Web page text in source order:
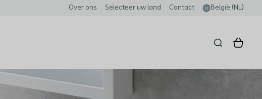
Over ons Selecteer uw land Contact België (NL)